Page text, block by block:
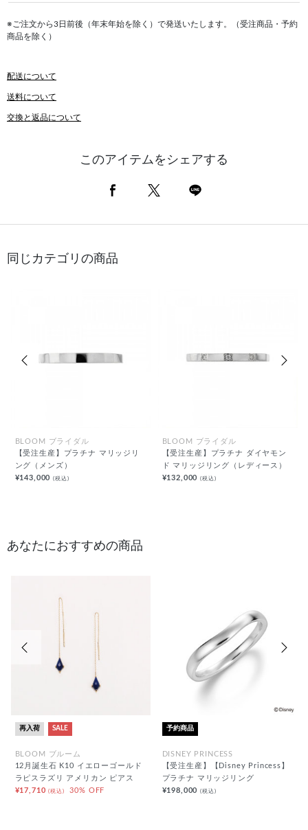
※ご注文から3日前後（年末年始を除く）で発送いたします。（受注商品・予約
商品を除く）
配送について
送料について
交換と返品について
このアイテムをシェアする
同じカテゴリの商品
BLOOM ブライダル
【受注生産】プラチナ マリッジリ
ング（メンズ）
¥143,000(税込)
BLOOM ブライダル
【受注生産】プラチナ ダイヤモン
ド マリッジリング（レディース）
¥132,000(税込)
あなたにおすすめの商品
再入荷 SALE
BLOOM ブルーム
12月誕生石 K10 イエローゴールド
ラピスラズリ アメリカン ピアス
¥17,710(税込) 30% OFF
予約商品
DISNEY PRINCESS
【受注生産】【Disney Princess】
プラチナ マリッジリング
¥198,000(税込)